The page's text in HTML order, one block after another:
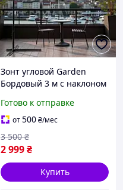
Зонт угловой Garden
Бордовый 3 м с наклоном
180 г/м² + сталь, Crank-
механизм, вентиляция +
чехол
Готово к отправке
от500₴/мес
2 999₴
3 500 ₴
Купить